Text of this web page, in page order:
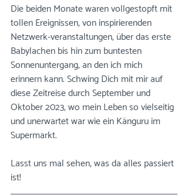
Die beiden Monate waren vollgestopft mit
tollen Ereignissen, von inspirierenden
Netzwerk-veranstaltungen, über das erste
Babylachen bis hin zum buntesten
Sonnenuntergang, an den ich mich
erinnern kann. Schwing Dich mit mir auf
diese Zeitreise durch September und
Oktober 2023, wo mein Leben so vielseitig
und unerwartet war wie ein Känguru im
Supermarkt.
Lasst uns mal sehen, was da alles passiert
ist!